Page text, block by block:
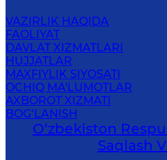
VAZIRLIK HAQIDA
FAOLIYAT
DAVLAT XIZMATLARI
HUJJATLAR
MAXFIYLIK SIYOSATI
OCHIQ MA'LUMOTLAR
AXBOROT XIZMATI
BOG‘LANISH
O‘zbеkistоn
Saqlash